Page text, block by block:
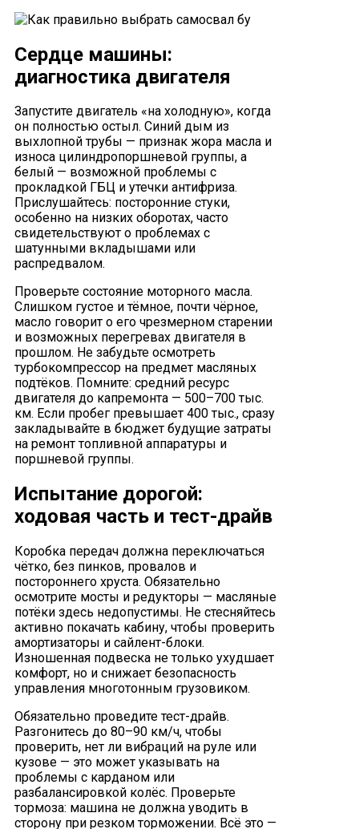
Сердце машины:
диагностика двигателя
Запустите двигатель «на холодную», когда
он полностью остыл. Синий дым из
выхлопной трубы — признак жора масла и
износа цилиндропоршневой группы, а
белый — возможной проблемы с
прокладкой ГБЦ и утечки антифриза.
Прислушайтесь: посторонние стуки,
особенно на низких оборотах, часто
свидетельствуют о проблемах с
шатунными вкладышами или
распредвалом.
Проверьте состояние моторного масла.
Слишком густое и тёмное, почти чёрное,
масло говорит о его чрезмерном старении
и возможных перегревах двигателя в
прошлом. Не забудьте осмотреть
турбокомпрессор на предмет масляных
подтёков. Помните: средний ресурс
двигателя до капремонта — 500–700 тыс.
км. Если пробег превышает 400 тыс., сразу
закладывайте в бюджет будущие затраты
на ремонт топливной аппаратуры и
поршневой группы.
Испытание дорогой:
ходовая часть и тест-драйв
Коробка передач должна переключаться
чётко, без пинков, провалов и
постороннего хруста. Обязательно
осмотрите мосты и редукторы — масляные
потёки здесь недопустимы. Не стесняйтесь
активно покачать кабину, чтобы проверить
амортизаторы и сайлент-блоки.
Изношенная подвеска не только ухудшает
комфорт, но и снижает безопасность
управления многотонным грузовиком.
Обязательно проведите тест-драйв.
Разгонитесь до 80–90 км/ч, чтобы
проверить, нет ли вибраций на руле или
кузове — это может указывать на
проблемы с карданом или
разбалансировкой колёс. Проверьте
тормоза: машина не должна уводить в
сторону при резком торможении. Всё это —